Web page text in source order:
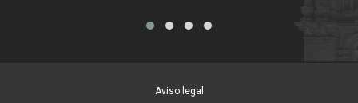
Aviso legal